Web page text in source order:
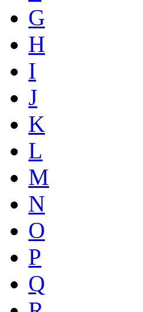
G
H
I
J
K
L
M
N
O
P
Q